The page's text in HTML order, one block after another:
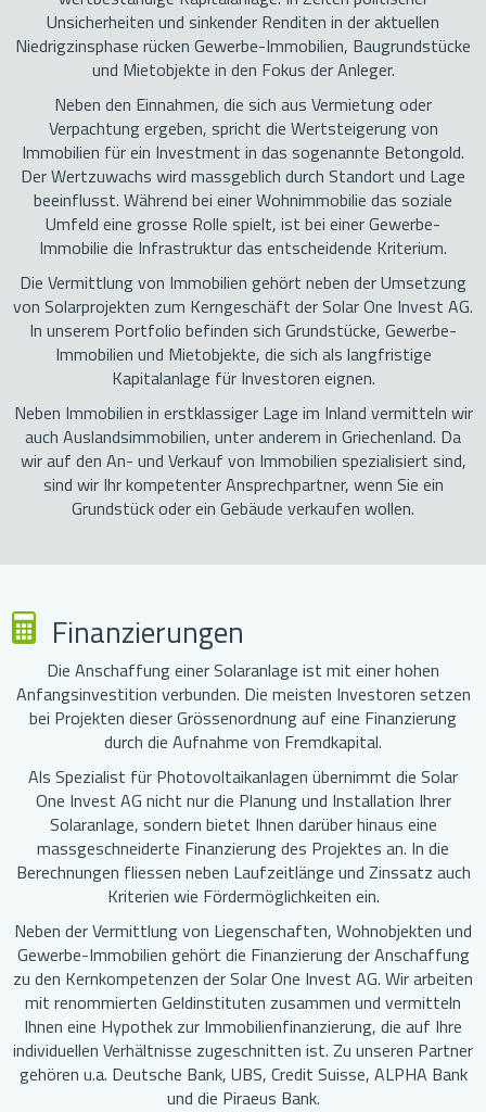
Unsicherheiten und sinkender Renditen in der aktuellen
Niedrigzinsphase rücken Gewerbe-Immobilien, Baugrundstücke
und Mietobjekte in den Fokus der Anleger.
Neben den Einnahmen, die sich aus Vermietung oder
Verpachtung ergeben, spricht die Wertsteigerung von
Immobilien für ein Investment in das sogenannte Betongold.
Der Wertzuwachs wird massgeblich durch Standort und Lage
beeinflusst. Während bei einer Wohnimmobilie das soziale
Umfeld eine grosse Rolle spielt, ist bei einer Gewerbe-
Immobilie die Infrastruktur das entscheidende Kriterium.
Die Vermittlung von Immobilien gehört neben der Umsetzung
von Solarprojekten zum Kerngeschäft der Solar One Invest AG.
In unserem Portfolio befinden sich Grundstücke, Gewerbe-
Immobilien und Mietobjekte, die sich als langfristige
Kapitalanlage für Investoren eignen.
Neben Immobilien in erstklassiger Lage im Inland vermitteln wir
auch Auslandsimmobilien, unter anderem in Griechenland. Da
wir auf den An- und Verkauf von Immobilien spezialisiert sind,
sind wir Ihr kompetenter Ansprechpartner, wenn Sie ein
Grundstück oder ein Gebäude verkaufen wollen.
Finanzierungen
Die Anschaffung einer Solaranlage ist mit einer hohen
Anfangsinvestition verbunden. Die meisten Investoren setzen
bei Projekten dieser Grössenordnung auf eine Finanzierung
durch die Aufnahme von Fremdkapital.
Als Spezialist für Photovoltaikanlagen übernimmt die Solar
One Invest AG nicht nur die Planung und Installation Ihrer
Solaranlage, sondern bietet Ihnen darüber hinaus eine
massgeschneiderte Finanzierung des Projektes an. In die
Berechnungen fliessen neben Laufzeitlänge und Zinssatz auch
Kriterien wie Fördermöglichkeiten ein.
Neben der Vermittlung von Liegenschaften, Wohnobjekten und
Gewerbe-Immobilien gehört die Finanzierung der Anschaffung
zu den Kernkompetenzen der Solar One Invest AG. Wir arbeiten
mit renommierten Geldinstituten zusammen und vermitteln
Ihnen eine Hypothek zur Immobilienfinanzierung, die auf Ihre
individuellen Verhältnisse zugeschnitten ist. Zu unseren Partner
gehören u.a. Deutsche Bank, UBS, Credit Suisse, ALPHA Bank
und die Piraeus Bank.